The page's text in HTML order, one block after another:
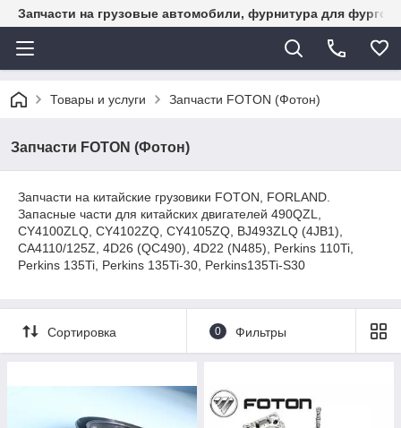
Запчасти на грузовые автомобили, фурнитура для
Товары и услуги Запчасти FOTON (Фотон)
Запчасти FOTON (Фотон)
Запчасти на китайские грузовики FOTON, FORLAND.
Запасные части для китайских двигателей 490QZL,
CY4100ZLQ, CY4102ZQ, CY4105ZQ, BJ493ZLQ (4JB1),
CA4110/125Z, 4D26 (QC490), 4D22 (N485), Perkins 110Ti,
Perkins 135Ti, Perkins 135Ti-30, Perkins135Ti-S30
Сортировка 0 Фильтры